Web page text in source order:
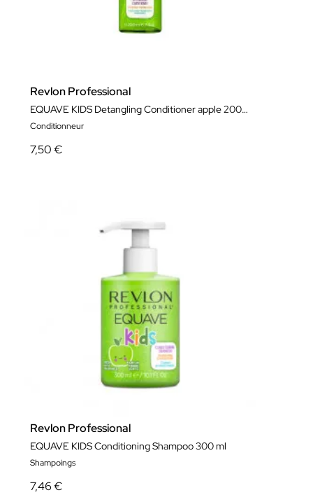
Revlon Professional
EQUAVE KIDS Detangling Conditioner apple 200ml
Conditionneur
7,50 €
Revlon Professional
EQUAVE KIDS Conditioning Shampoo 300 ml
Shampoings
7,46 €